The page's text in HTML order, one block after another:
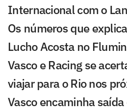
Internacional com o
Os números que
Lucho Acosta no
Vasco e Racing se
viajar para o Rio nos
Vasco encaminha